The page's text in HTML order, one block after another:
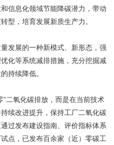
和信息化领域节能降碳潜力，带动
型，培育发展新质生产力。
展的一种新模式、新形态，强
化等系统减排措施，充分挖掘减
持续降低。
氧化碳排放，而是在当前技术
续改进提升，保持工厂二氧化碳
过发布建设指南、评价指标体系
点，已发布百余家（近）零碳工